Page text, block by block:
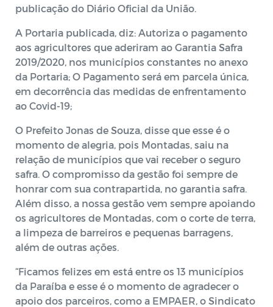
publicação do Diário Oficial da União.
A Portaria publicada, diz: Autoriza o pagamento
aos agricultores que aderiram ao Garantia Safra
2019/2020, nos municípios constantes no anexo
da Portaria; O Pagamento será em parcela única,
em decorrência das medidas de enfrentamento
ao Covid-19;
O Prefeito Jonas de Souza, disse que esse é o
momento de alegria, pois Montadas, saiu na
relação de municípios que vai receber o seguro
safra. O compromisso da gestão foi sempre de
honrar com sua contrapartida, no garantia safra.
Além disso, a nossa gestão vem sempre apoiando
os agricultores de Montadas, com o corte de terra,
a limpeza de barreiros e pequenas barragens,
além de outras ações.
“Ficamos felizes em está entre os 13 municípios
da Paraíba e esse é o momento de agradecer o
apoio dos parceiros, como a EMPAER, o Sindicato